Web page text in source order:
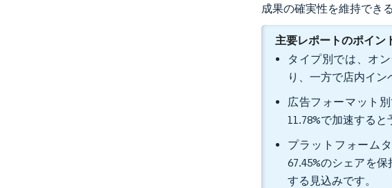
成果の確実性を維持でき
主要レポートのポイン
タイプ別では、オ
り、一方で店内イン
広告フォーマット
11.78%で加速する
プラットフォーム
67.45%のシェアを
する見込みです。